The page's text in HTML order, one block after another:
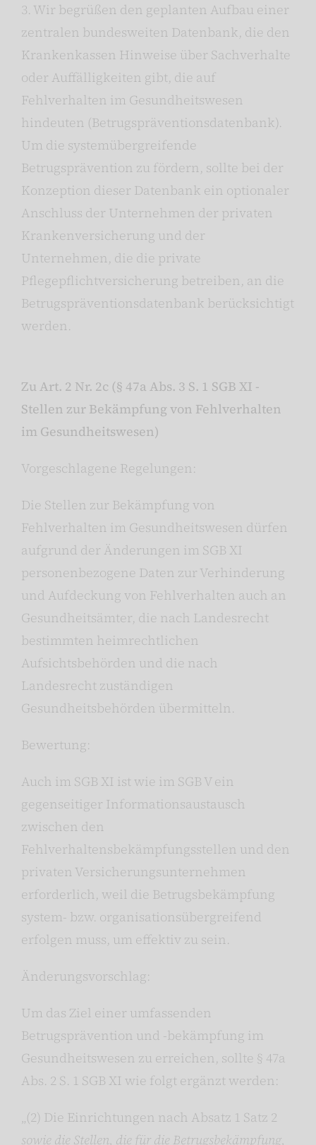
3. Wir begrüßen den geplanten Aufbau einer
zentralen bundesweiten Datenbank, die den
Krankenkassen Hinweise über Sachverhalte
oder Auffälligkeiten gibt, die auf
Fehlverhalten im Gesundheitswesen
hindeuten (Betrugspräventionsdatenbank).
Um die systemübergreifende
Betrugsprävention zu fördern, sollte bei der
Konzeption dieser Datenbank ein optionaler
Anschluss der Unternehmen der privaten
Krankenversicherung und der
Unternehmen, die die private
Pflegepflichtversicherung betreiben, an die
Betrugspräventionsdatenbank berücksichtigt
werden.
Zu Art. 2 Nr. 2c (§ 47a Abs. 3 S. 1 SGB XI -
Stellen zur Bekämpfung von Fehlverhalten
im Gesundheitswesen)
Vorgeschlagene Regelungen:
Die Stellen zur Bekämpfung von
Fehlverhalten im Gesundheitswesen dürfen
aufgrund der Änderungen im SGB XI
personenbezogene Daten zur Verhinderung
und Aufdeckung von Fehlverhalten auch an
Gesundheitsämter, die nach Landesrecht
bestimmten heimrechtlichen
Aufsichtsbehörden und die nach
Landesrecht zuständigen
Gesundheitsbehörden übermitteln.
Bewertung:
Auch im SGB XI ist wie im SGB V ein
gegenseitiger Informationsaustausch
zwischen den
Fehlverhaltensbekämpfungsstellen und den
privaten Versicherungsunternehmen
erforderlich, weil die Betrugsbekämpfung
system- bzw. organisationsübergreifend
erfolgen muss, um effektiv zu sein.
Änderungsvorschlag:
Um das Ziel einer umfassenden
Betrugsprävention und -bekämpfung im
Gesundheitswesen zu erreichen, sollte § 47a
Abs. 2 S. 1 SGB XI wie folgt ergänzt werden:
„(2) Die Einrichtungen nach Absatz 1 Satz 2
sowie die Stellen, die für die Betrugsbekämpfung,